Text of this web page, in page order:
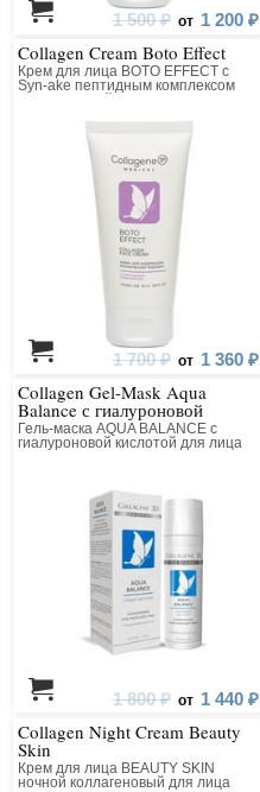
1 500 ₽ от 1 200 ₽
Collagen Cream Boto Effect
Крем для лица BOTO EFFECT с
Syn-ake пептидным комплексом
1 700 ₽ от 1 360 ₽
Collagen Gel-Mask Aqua
Balance с гиалуроновой
кислотой
Гель-маска AQUA BALANCE с
гиалуроновой кислотой для лица
1 800 ₽ от 1 440 ₽
Collagen Night Cream Beauty
Skin
Крем для лица BEAUTY SKIN
ночной коллагеновый для лица